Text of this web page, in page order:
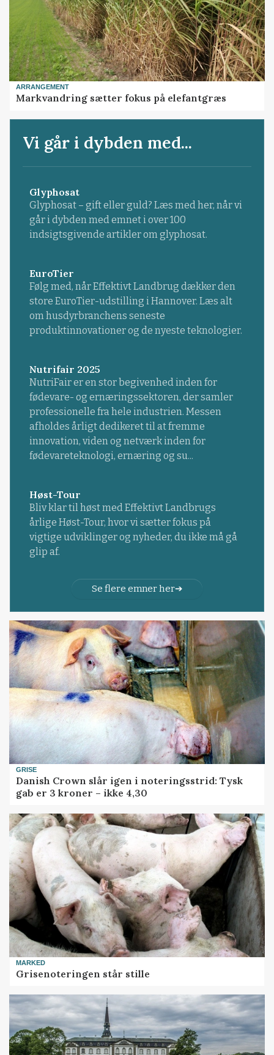
ARRANGEMENT
Markvandring sætter fokus på elefantgræs
Vi går i dybden med...
Glyphosat
Glyphosat – gift eller guld? Læs med her, når vi
går i dybden med emnet i over 100
indsigtsgivende artikler om glyphosat.
EuroTier
Følg med, når Effektivt Landbrug dækker den
store EuroTier-udstilling i Hannover. Læs alt
om husdyrbranchens seneste
produktinnovationer og de nyeste teknologier.
Nutrifair 2025
NutriFair er en stor begivenhed inden for
fødevare- og ernæringssektoren, der samler
professionelle fra hele industrien. Messen
afholdes årligt dedikeret til at fremme
innovation, viden og netværk inden for
fødevareteknologi, ernæring og su...
Høst-Tour
Bliv klar til høst med Effektivt Landbrugs
årlige Høst-Tour, hvor vi sætter fokus på
vigtige udviklinger og nyheder, du ikke må gå
glip af.
Se flere emner her
GRISE
Danish Crown slår igen i noteringsstrid: Tysk
gab er 3 kroner – ikke 4,30
MARKED
Grisenoteringen står stille